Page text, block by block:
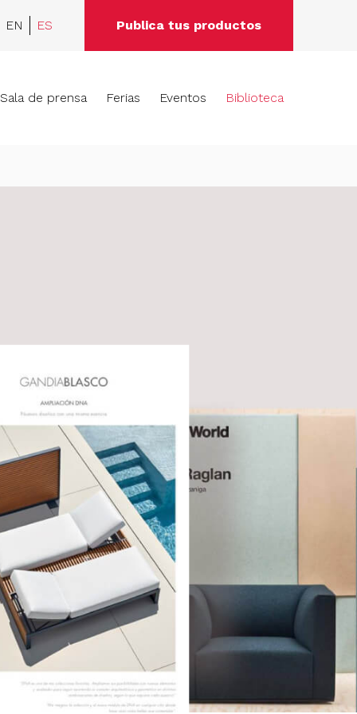
EN ES Publica tus productos
Sala de prensa Ferias Eventos Biblioteca